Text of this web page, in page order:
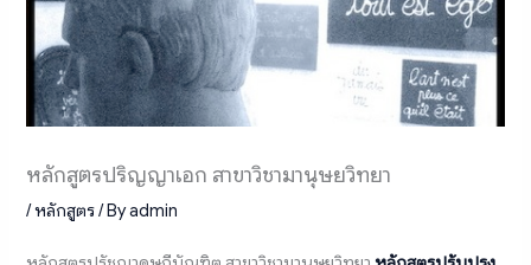
หลักสูตรปริญญาเอก สาขาวิชามานุษยวิทยา
/หลักสูตร/ Byadmin